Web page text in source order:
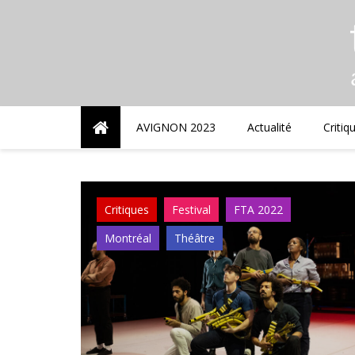
AVIGNON 2023 Actualité
Critiques Festival
FTA 2022
Montréal
Théâtre